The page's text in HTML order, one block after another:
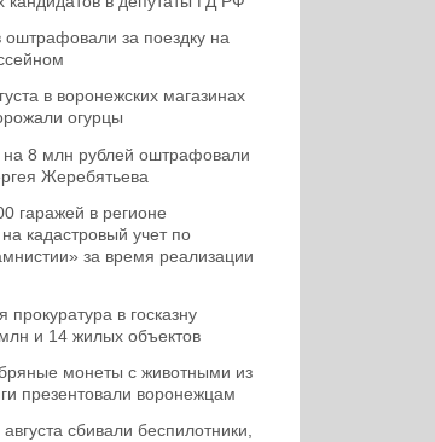
оштрафовали за поездку на
в воронежских магазинах
огурцы
8 млн рублей оштрафовали
Жеребятьева
гаражей в регионе
кадастровый учет по
за время реализации
прокуратура в госказну
и 14 жилых объектов
монеты с животными из
презентовали воронежцам
сбивали беспилотники,